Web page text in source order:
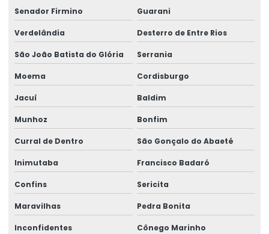
Senador Firmino Guarani
Verdelândia Desterro de Entre Rios
São João Batista do Glória Serrania
Moema Cordisburgo
Jacuí Baldim
Munhoz Bonfim
Curral de Dentro São Gonçalo do Abaeté
Inimutaba Francisco Badaró
Confins Sericita
Maravilhas Pedra Bonita
Inconfidentes Cônego Marinho